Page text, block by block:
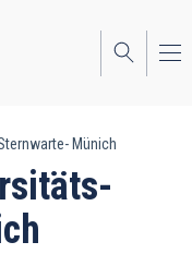
Münich